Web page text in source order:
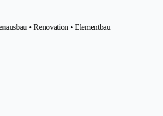
• Renovation • Elementbau